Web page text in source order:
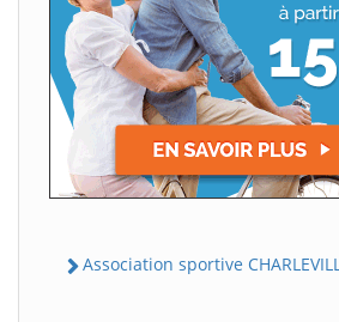
Association sportive